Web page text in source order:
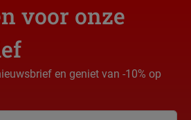
voor onze
en geniet van -10% op